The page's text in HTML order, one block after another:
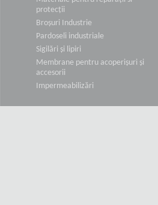
protecții
Broșuri Industrie
Pardoseli industriale
Sigilări și lipiri
Membrane pentru acoperișuri și
accesorii
Impermeabilizări